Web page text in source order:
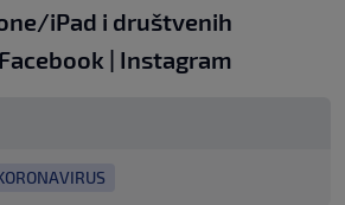
iPad i društvenih
Facebook | Instagram